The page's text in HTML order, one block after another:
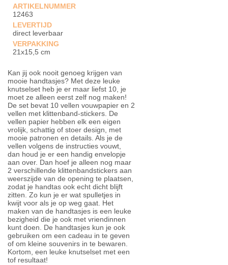
ARTIKELNUMMER
12463
LEVERTIJD
direct leverbaar
VERPAKKING
21x15,5 cm
Kan jij ook nooit genoeg krijgen van
mooie handtasjes? Met deze leuke
knutselset heb je er maar liefst 10, je
moet ze alleen eerst zelf nog maken!
De set bevat 10 vellen vouwpapier en 2
vellen met klittenband-stickers. De
vellen papier hebben elk een eigen
vrolijk, schattig of stoer design, met
mooie patronen en details. Als je de
vellen volgens de instructies vouwt,
dan houd je er een handig envelopje
aan over. Dan hoef je alleen nog maar
2 verschillende klittenbandstickers aan
weerszijde van de opening te plaatsen,
zodat je handtas ook echt dicht blijft
zitten. Zo kun je er wat spulletjes in
kwijt voor als je op weg gaat. Het
maken van de handtasjes is een leuke
bezigheid die je ook met vriendinnen
kunt doen. De handtasjes kun je ook
gebruiken om een cadeau in te geven
of om kleine souvenirs in te bewaren.
Kortom, een leuke knutselset met een
tof resultaat!